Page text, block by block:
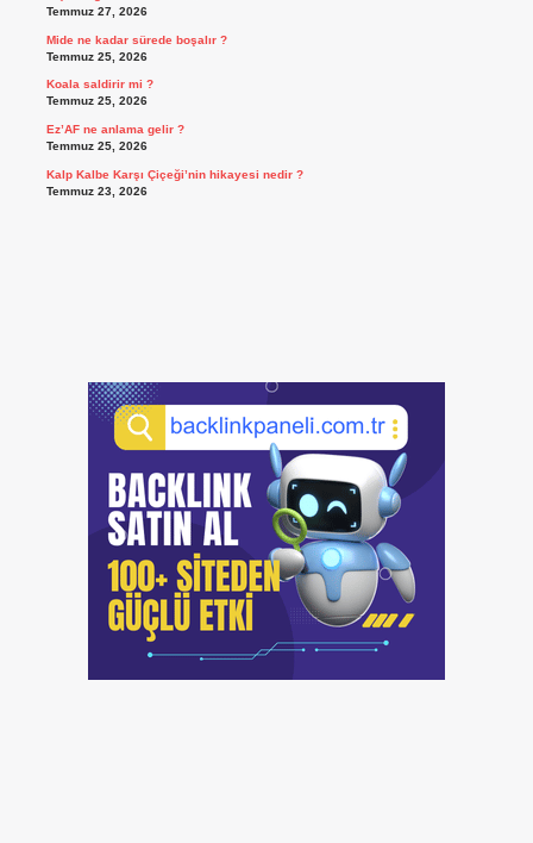
Temmuz 27, 2026
Mide ne kadar sürede boşalır ?
Temmuz 25, 2026
Koala saldirir mi ?
Temmuz 25, 2026
Ez’AF ne anlama gelir ?
Temmuz 25, 2026
Kalp Kalbe Karşı Çiçeği’nin hikayesi nedir ?
Temmuz 23, 2026